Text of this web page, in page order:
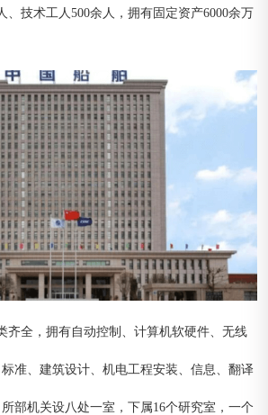
、技术工人500余人，拥有固定资产6000余万
齐全，拥有自动控制、计算机软硬件、无线
准、建筑设计、机电工程安装、信息、翻译
部机关设八处一室，下属16个研究室，一个